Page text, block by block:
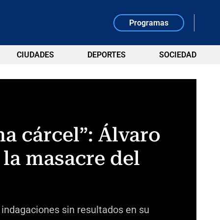
Programas
CIUDADES DEPORTES SOCIEDAD
cárcel”: Álvaro
masacre del
sin resultados en su